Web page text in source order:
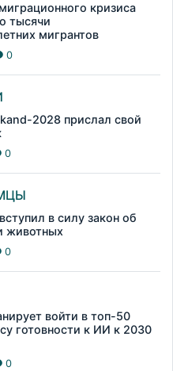
кризиса
тысячи
мигрантов
0
2028 прислал свой
0
в силу закон об
животных
0
войти в топ-50
готовности к ИИ к 2030
0